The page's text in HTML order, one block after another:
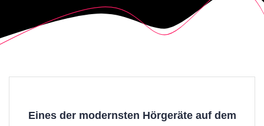
Eines der modernsten Hörgeräte auf dem